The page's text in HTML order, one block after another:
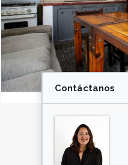
Contáctanos